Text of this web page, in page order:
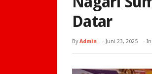
Datar
ByAdmin - Juni 23, 2025 - In